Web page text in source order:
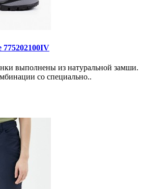
775202100IV
выполнены из натуральной замши.
со специально..